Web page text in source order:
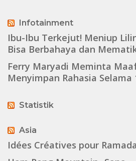
Infotainment
Ibu-Ibu Terkejut! Meniup
Bisa Berbahaya dan
Ferry Maryadi Meminta
Menyimpan Rahasia Selama
Statistik
Asia
Idées Créatives pour